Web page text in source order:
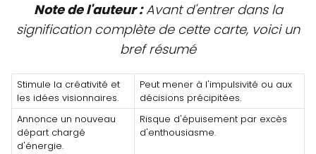
Note de l'auteur :Avant d'entrer dans la
signification complète de cette carte, voici un
bref résumé
Stimule la créativité et
les idées visionnaires.
Peut mener à l'impulsivité ou aux
décisions précipitées.
Annonce un nouveau
départ chargé
d'énergie.
Risque d'épuisement par excès
d'enthousiasme.